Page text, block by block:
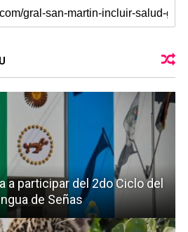
a participar del 2do Ciclo del
de Señas